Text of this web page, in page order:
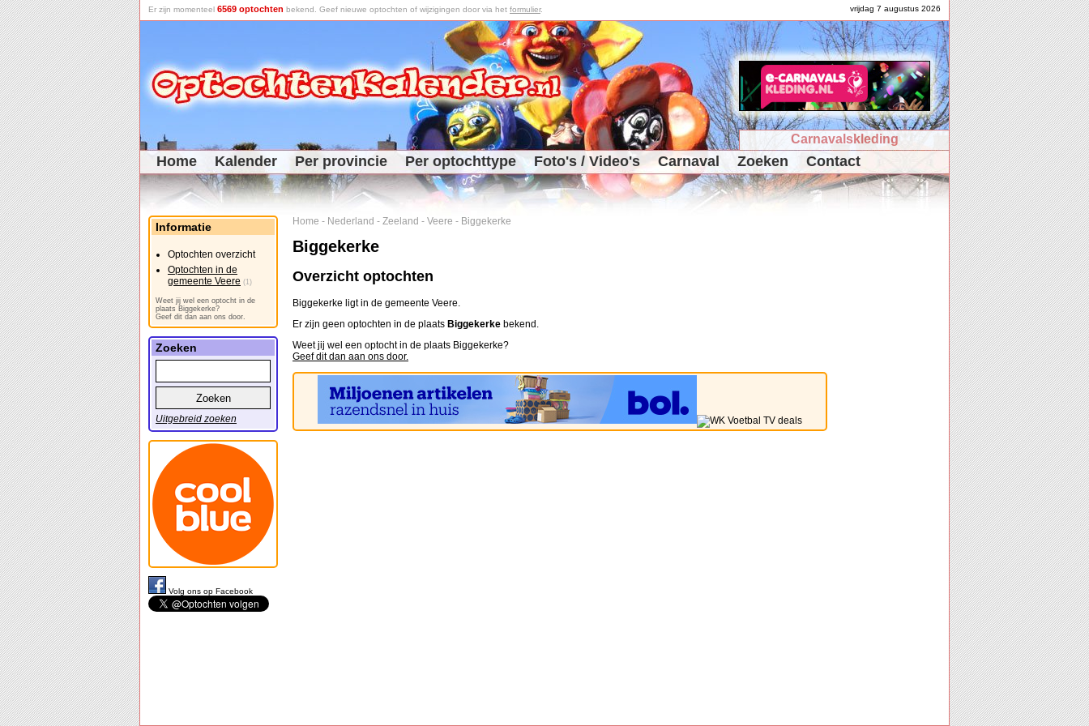
vrijdag 7 augustus 2026
Er zijn momenteel 6569 optochten bekend. Geef nieuwe optochten of wijzigingen door via het formulier.
Carnavalskleding
Home Kalender Per provincie Per optochttype Foto's / Video's Carnaval Zoeken Contact
Home - Nederland - Zeeland - Veere - Biggekerke
Biggekerke
Overzicht optochten
Biggekerke ligt in de gemeente Veere.
Er zijn geen optochten in de plaats Biggekerke bekend.
Weet jij wel een optocht in de plaats Biggekerke?
Geef dit dan aan ons door.
Informatie
Optochten overzicht
Optochten in de
gemeente Veere (1)
Weet jij wel een optocht in de
plaats Biggekerke?
Geef dit dan aan ons door.
Zoeken
Uitgebreid zoeken
Volg ons op Facebook